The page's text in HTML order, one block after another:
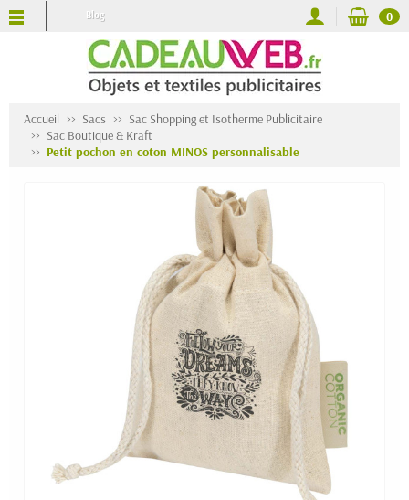
Blog 0
Accueil Sacs
Sac Shopping et Isotherme Publicitaire
Sac Boutique & Kraft
Petit pochon en coton MINOS personnalisable